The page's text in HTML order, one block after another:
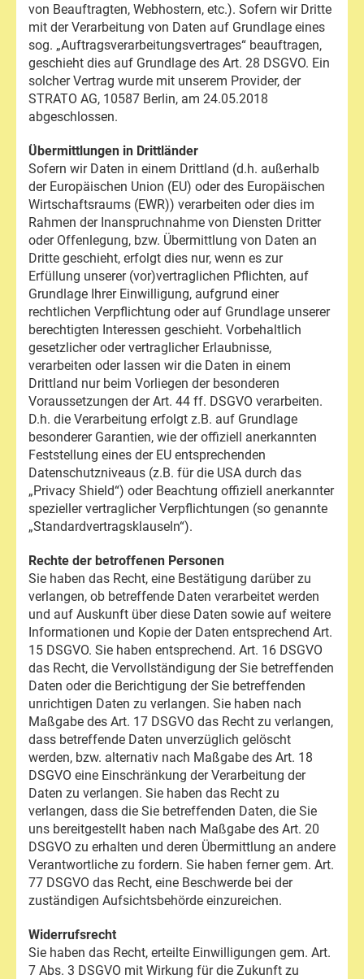
von Beauftragten, Webhostern, etc.). Sofern wir Dritte
mit der Verarbeitung von Daten auf Grundlage eines
sog. „Auftragsverarbeitungsvertrages“ beauftragen,
geschieht dies auf Grundlage des Art. 28 DSGVO. Ein
solcher Vertrag wurde mit unserem Provider, der
STRATO AG, 10587 Berlin, am 24.05.2018
abgeschlossen.
Übermittlungen in Drittländer
Sofern wir Daten in einem Drittland (d.h. außerhalb
der Europäischen Union (EU) oder des Europäischen
Wirtschaftsraums (EWR)) verarbeiten oder dies im
Rahmen der Inanspruchnahme von Diensten Dritter
oder Offenlegung, bzw. Übermittlung von Daten an
Dritte geschieht, erfolgt dies nur, wenn es zur
Erfüllung unserer (vor)vertraglichen Pflichten, auf
Grundlage Ihrer Einwilligung, aufgrund einer
rechtlichen Verpflichtung oder auf Grundlage unserer
berechtigten Interessen geschieht. Vorbehaltlich
gesetzlicher oder vertraglicher Erlaubnisse,
verarbeiten oder lassen wir die Daten in einem
Drittland nur beim Vorliegen der besonderen
Voraussetzungen der Art. 44 ff. DSGVO verarbeiten.
D.h. die Verarbeitung erfolgt z.B. auf Grundlage
besonderer Garantien, wie der offiziell anerkannten
Feststellung eines der EU entsprechenden
Datenschutzniveaus (z.B. für die USA durch das
„Privacy Shield“) oder Beachtung offiziell anerkannter
spezieller vertraglicher Verpflichtungen (so genannte
„Standardvertragsklauseln“).
Rechte der betroffenen Personen
Sie haben das Recht, eine Bestätigung darüber zu
verlangen, ob betreffende Daten verarbeitet werden
und auf Auskunft über diese Daten sowie auf weitere
Informationen und Kopie der Daten entsprechend Art.
15 DSGVO. Sie haben entsprechend. Art. 16 DSGVO
das Recht, die Vervollständigung der Sie betreffenden
Daten oder die Berichtigung der Sie betreffenden
unrichtigen Daten zu verlangen. Sie haben nach
Maßgabe des Art. 17 DSGVO das Recht zu verlangen,
dass betreffende Daten unverzüglich gelöscht
werden, bzw. alternativ nach Maßgabe des Art. 18
DSGVO eine Einschränkung der Verarbeitung der
Daten zu verlangen. Sie haben das Recht zu
verlangen, dass die Sie betreffenden Daten, die Sie
uns bereitgestellt haben nach Maßgabe des Art. 20
DSGVO zu erhalten und deren Übermittlung an andere
Verantwortliche zu fordern. Sie haben ferner gem. Art.
77 DSGVO das Recht, eine Beschwerde bei der
zuständigen Aufsichtsbehörde einzureichen.
Widerrufsrecht
Sie haben das Recht, erteilte Einwilligungen gem. Art.
7 Abs. 3 DSGVO mit Wirkung für die Zukunft zu